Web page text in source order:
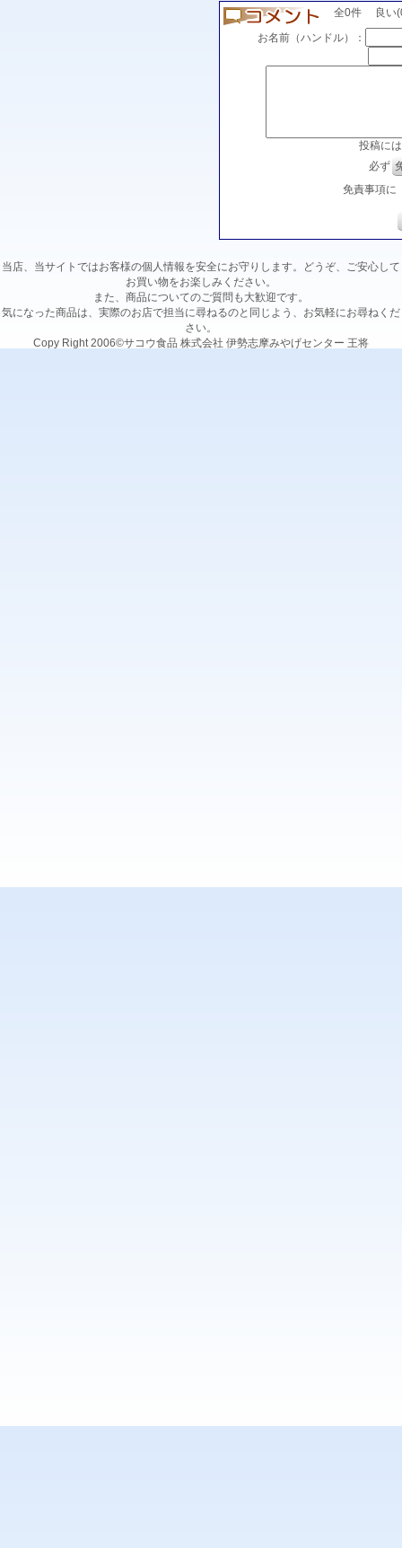
全0件 良い
お名前（ハンドル）：
投稿に
必ず
免責事項に
当店、当サイトではお客様の個人情報を安全にお守りします。どうぞ、ご安心して
お買い物をお楽しみください。
また、商品についてのご質問も大歓迎です。
気になった商品は、実際のお店で担当に尋ねるのと同じよう、お気軽にお尋ねくだ
さい。
Copy Right 2006©サコウ食品 株式会社 伊勢志摩みやげセンター 王将